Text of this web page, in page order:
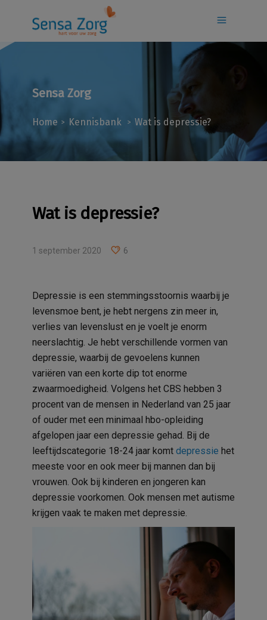
Sensa Zorg
Home > Kennisbank > Wat is depressie?
Wat is depressie?
1 september 2020 6
Depressie is een stemmingsstoornis waarbij je
levensmoe bent, je hebt nergens zin meer in,
verlies van levenslust en je voelt je enorm
neerslachtig. Je hebt verschillende vormen van
depressie, waarbij de gevoelens kunnen
variëren van een korte dip tot enorme
zwaarmoedigheid. Volgens het CBS hebben 3
procent van de mensen in Nederland van 25 jaar
of ouder met een minimaal hbo-opleiding
afgelopen jaar een depressie gehad. Bij de
leeftijdscategorie 18-24 jaar komt depressie het
meeste voor en ook meer bij mannen dan bij
vrouwen. Ook bij kinderen en jongeren kan
depressie voorkomen. Ook mensen met autisme
krijgen vaak te maken met depressie.